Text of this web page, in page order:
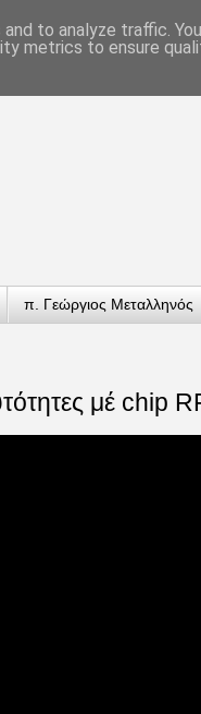
π. Γεώργιος Μεταλληνός
μέ chip
to analyze traffic.
metrics to ensure